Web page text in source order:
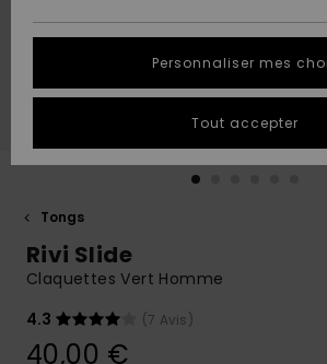
A
Découvrir
A
Découvrir
tailles
conversation
à votre
Démarrer
QUIKSILVER
Tongs
Rivi Slide
Claquettes Vert Homme
4.3
(7 Avis)
40,00 €
Personnaliser mes
Tout accepter